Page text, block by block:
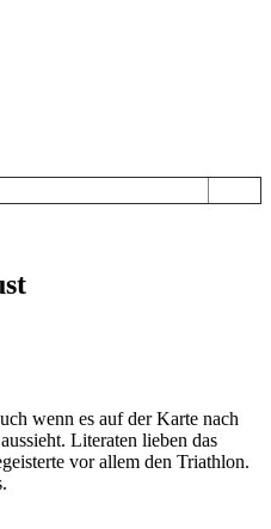
wenn es auf der Karte nach
Literaten lieben das
vor allem den Triathlon.